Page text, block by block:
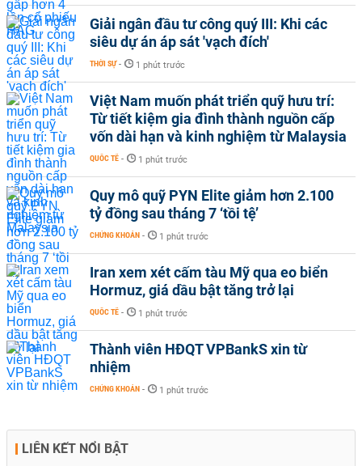
Giải ngân đầu tư công quý III: Khi các
siêu dự án áp sát 'vạch đích'
THỜI SỰ - 1 phút trước
Việt Nam muốn phát triển quỹ hưu trí:
Từ tiết kiệm gia đình thành nguồn cấp
vốn dài hạn và kinh nghiệm từ Malaysia
QUỐC TẾ - 1 phút trước
Quy mô quỹ PYN Elite giảm hơn 2.100
tỷ đồng sau tháng 7 ‘tồi tệ’
CHỨNG KHOÁN - 1 phút trước
Iran xem xét cấm tàu Mỹ qua eo biển
Hormuz, giá dầu bật tăng trở lại
QUỐC TẾ - 1 phút trước
Thành viên HĐQT VPBankS xin từ
nhiệm
CHỨNG KHOÁN - 1 phút trước
LIÊN KẾT NỔI BẬT